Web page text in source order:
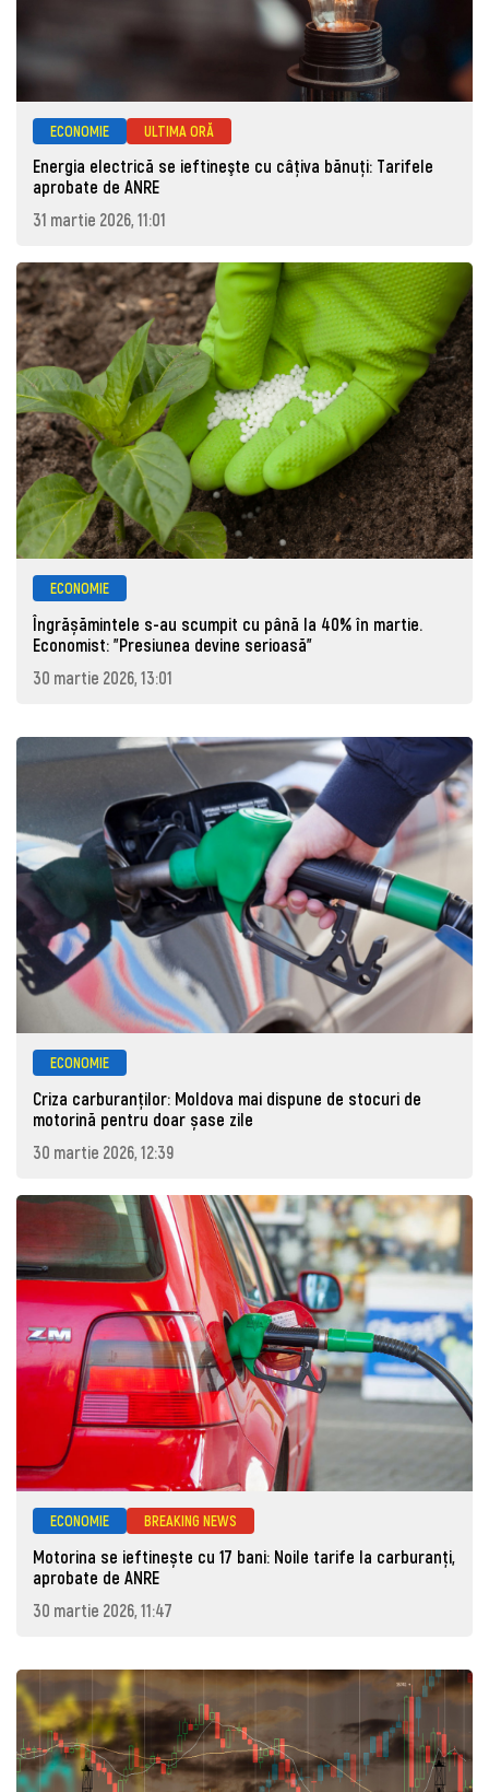
ECONOMIE ULTIMA ORĂ
Energia electrică se ieftineşte cu câţiva bănuţi: Tarifele
aprobate de ANRE
31 martie 2026, 11:01
ECONOMIE
Îngrășămintele s-au scumpit cu până la 40% în martie.
Economist: "Presiunea devine serioasă"
30 martie 2026, 13:01
ECONOMIE
Criza carburanților: Moldova mai dispune de stocuri de
motorină pentru doar șase zile
30 martie 2026, 12:39
ECONOMIE BREAKING NEWS
Motorina se ieftinește cu 17 bani: Noile tarife la carburanți,
aprobate de ANRE
30 martie 2026, 11:47